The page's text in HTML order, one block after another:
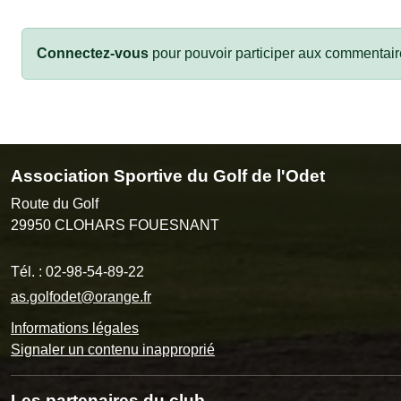
Connectez-vous pour pouvoir participer aux
Association Sportive du Golf de l'Odet
Route du Golf
29950 CLOHARS FOUESNANT
Tél. : 02-98-54-89-22
as.golfodet@orange.fr
Informations légales
Signaler un contenu inapproprié